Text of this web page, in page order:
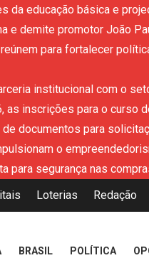
da educação básica e
e demite promotor João
para fortalecer
institucional com o
as inscrições para o curso
documentos para
o
para segurança nas
Loterias Redação
BRASIL POLÍTICA